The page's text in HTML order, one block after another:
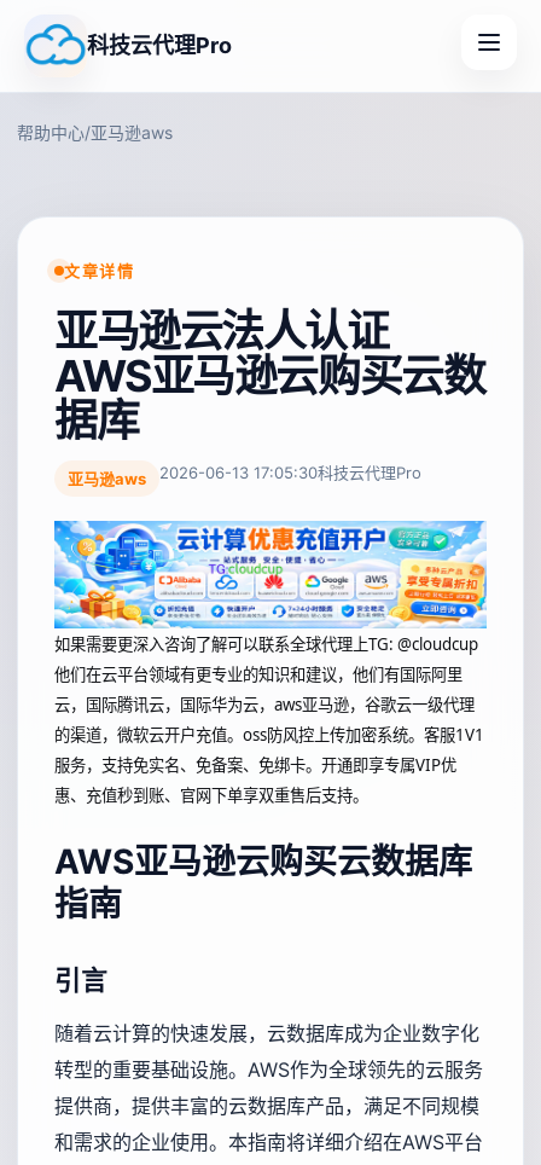
科技云代理Pro
帮助中心/亚马逊aws
文章详情
亚马逊云法人认证
AWS亚马逊云购买云数
据库
亚马逊aws 2026-06-13 17:05:30科技云代理Pro
如果需要更深入咨询了解可以联系全球代理上TG: @cloudcup
他们在云平台领域有更专业的知识和建议，他们有国际阿里
云，国际腾讯云，国际华为云，aws亚马逊，谷歌云一级代理
的渠道，微软云开户充值。oss防风控上传加密系统。客服1V1
服务，支持免实名、免备案、免绑卡。开通即享专属VIP优
惠、充值秒到账、官网下单享双重售后支持。
AWS亚马逊云购买云数据库
指南
引言
随着云计算的快速发展，云数据库成为企业数字化
转型的重要基础设施。AWS作为全球领先的云服务
提供商，提供丰富的云数据库产品，满足不同规模
和需求的企业使用。本指南将详细介绍在AWS平台